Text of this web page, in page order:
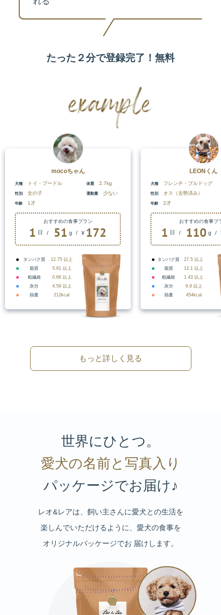
たった２分で登録完了！無料
mocoちゃん
犬種 トイ・プードル 体重 2.7kg
性別 女の子 運動量 少ない
年齢 1才
おすすめの食事プラン
1 日 / 51 g / ¥ 172
タンパク質 12.75 以上
脂質
5.61 以上
粗繊維
0.66 以上
灰分
4.59 以上
熱量
212kcal
LEONくん
犬種 フレンチ・ブルドッグ
性別 オス（去勢済み）
年齢 2才
おすすめの食事プ
1 日 / 110 g /
タンパク質 27.5 以上
脂質
12.1 以上
粗繊維
1.43 以上
灰分
9.9 以上
熱量
454kcal
もっと詳しく見る
愛犬の名前と写真入り
パッケージでお届け♪
レオ&レアは、飼い主さんに愛犬との生活を
楽しんでいただけるように、愛犬の食事を
オリジナルパッケージでお 届けします。